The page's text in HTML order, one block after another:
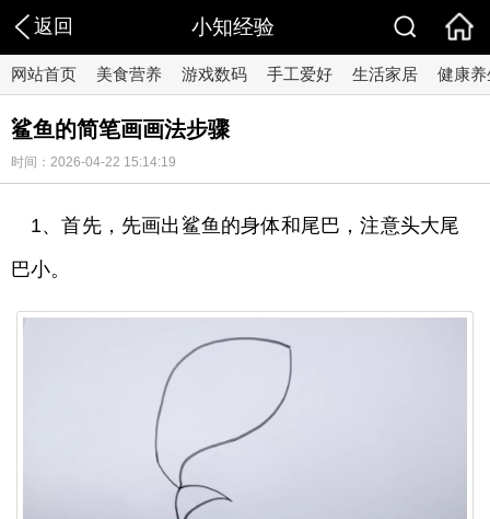
返回 小知经验
网站首页 美食营养 游戏数码 手工爱好 生活家居 健康养
鲨鱼的简笔画画法步骤
时间：2026-04-22 15:14:19
1、首先，先画出鲨鱼的身体和尾巴，注意头大尾
巴小。